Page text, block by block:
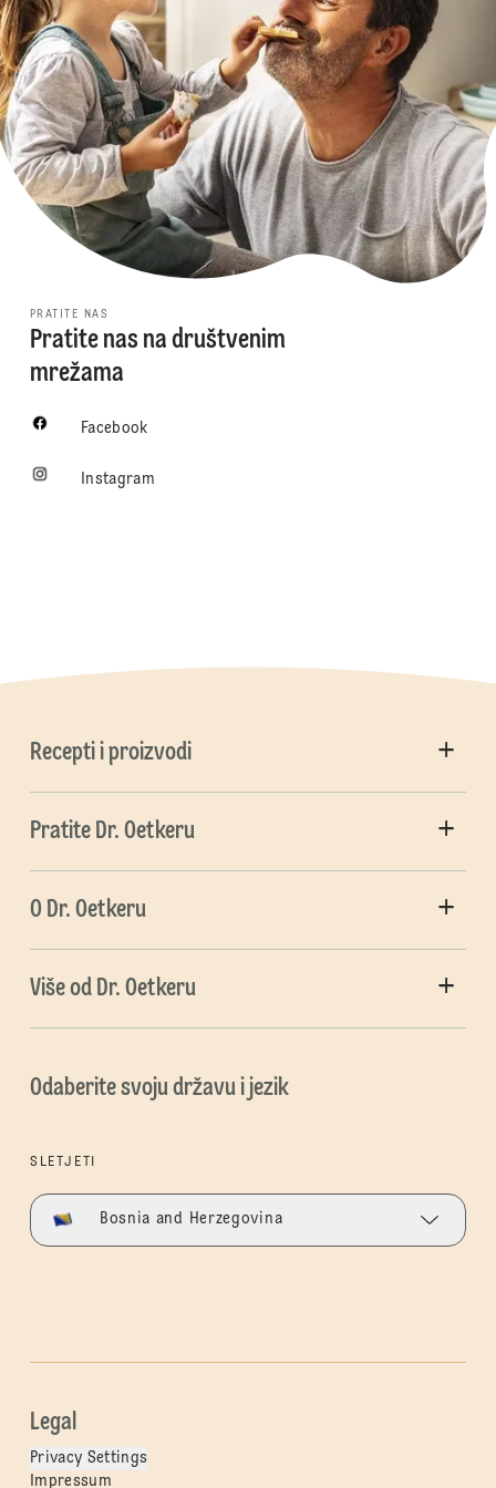
PRATITE NAS
Pratite nas na društvenim
mrežama
Facebook
Instagram
Recepti i proizvodi
Pratite Dr. Oetkeru
O Dr. Oetkeru
Više od Dr. Oetkeru
Odaberite svoju državu i jezik
SLETJETI
Bosnia and Herzegovina
Legal
Privacy Settings
Impressum